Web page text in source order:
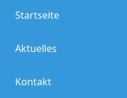
Startseite
Aktuelles
Kontakt